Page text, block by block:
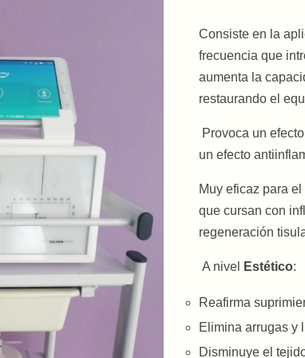
Consiste en la
frecuencia que
aumenta la
restaurando el
Provoca un
un efecto
Muy eficaz para
que cursan con
regeneración
A nivel Estético:
Reafirma
Elimina arrugas y
Disminuye el